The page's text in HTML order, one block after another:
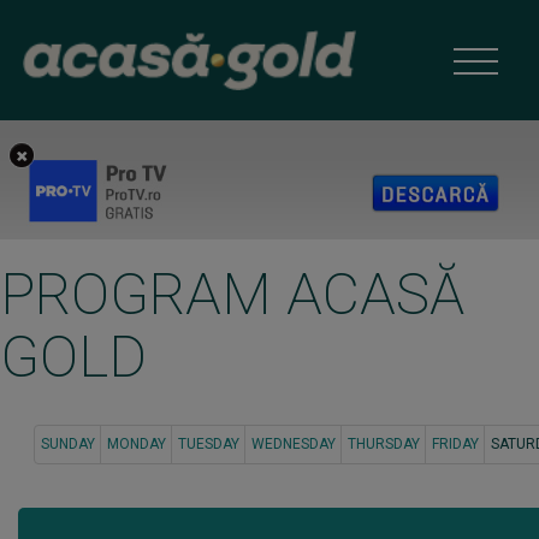
PROGRAM ACASĂ
GOLD
SUNDAY MONDAY TUESDAY WEDNESDAY THURSDAY FRIDAY